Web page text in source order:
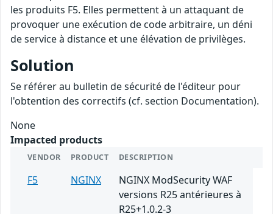
les produits F5. Elles permettent à un attaquant de
provoquer une exécution de code arbitraire, un déni
de service à distance et une élévation de privilèges.
Solution
Se référer au bulletin de sécurité de l'éditeur pour
l'obtention des correctifs (cf. section Documentation).
None
Impacted products
VENDOR PRODUCT DESCRIPTION
F5 NGINX
NGINX ModSecurity WAF
versions R25 antérieures à
R25+1.0.2-3